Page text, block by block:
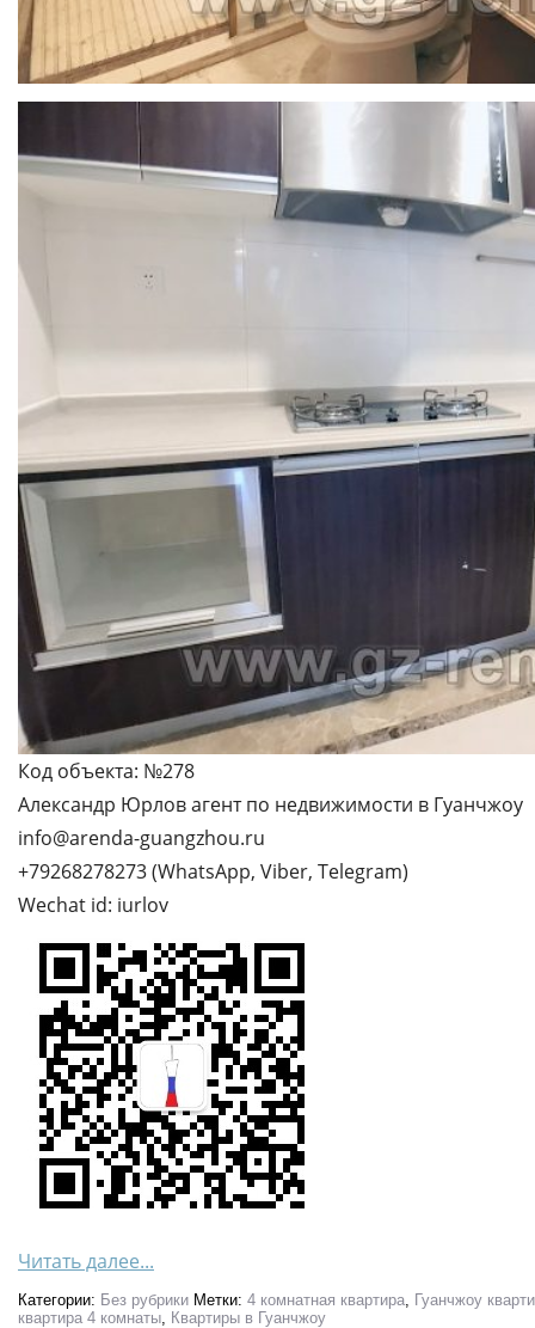
Код объекта: №278
Александр Юрлов агент по недвижимости в Гуанчжоу
info@arenda-guangzhou.ru
+79268278273 (WhatsApp, Viber, Telegram)
Wechat id: iurlov
Читать далее...
Категории: Без рубрики Метки: 4 комнатная квартира, Гуанчжоу
квартира 4 комнаты, Квартиры в Гуанчжоу